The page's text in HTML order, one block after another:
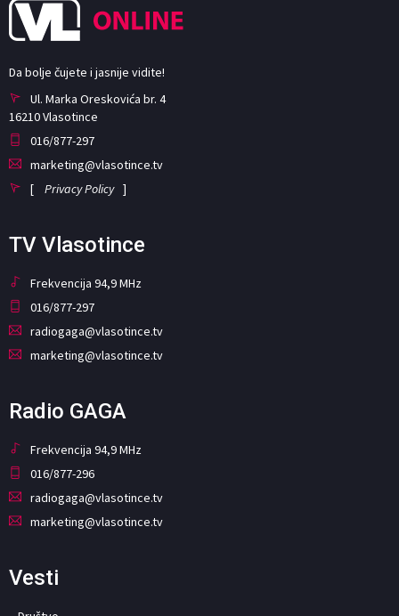
Da bolje čujete i jasnije vidite!
Ul. Marka Oreskovića br. 4
16210 Vlasotince
016/877-297
marketing@vlasotince.tv
[ Privacy Policy ]
TV Vlasotince
Frekvencija 94,9 MHz
016/877-297
radiogaga@vlasotince.tv
marketing@vlasotince.tv
Radio GAGA
Frekvencija 94,9 MHz
016/877-296
radiogaga@vlasotince.tv
marketing@vlasotince.tv
Vesti